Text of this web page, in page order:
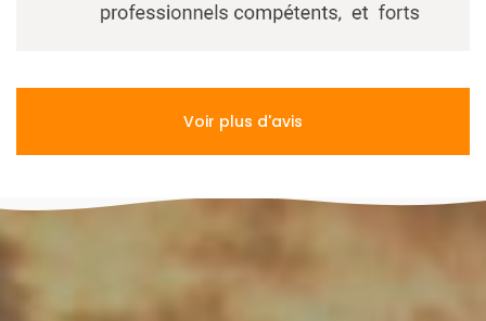
Voir plus d'avis